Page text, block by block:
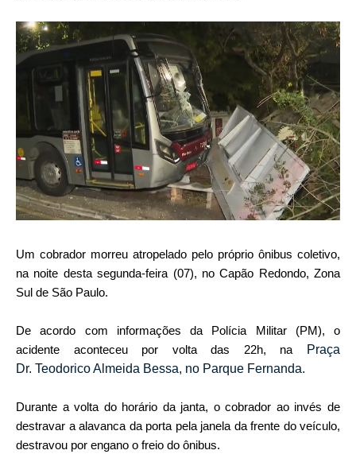
Um cobrador morreu atropelado pelo próprio ônibus coletivo,
na noite desta segunda-feira (07), no Capão Redondo, Zona
Sul de São Paulo.
De acordo com informações da Polícia Militar (PM), o
acidente aconteceu por volta das 22h, na
Praça
Dr. Teodorico Almeida Bessa, no Parque Fernanda.
Durante a volta do horário da janta, o cobrador ao invés de
destravar a alavanca da porta pela janela da frente do veículo,
destravou por engano o freio do ônibus.